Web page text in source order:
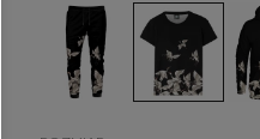
Spodnie
męskie
Black
Cranes
Damski
t-
shirt
Black
Cranes